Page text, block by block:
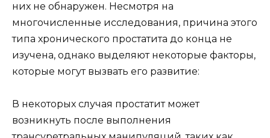
них не обнаружен. Несмотря на
многочисленные исследования, причина этого
типа хронического простатита до конца не
изучена, однако выделяют некоторые факторы,
которые могут вызвать его развитие:
В некоторых случая простатит может
возникнуть после выполнения